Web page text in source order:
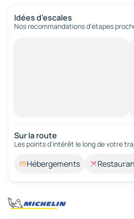
Idées d’escales
Nos recommandations d'étapes
Sur la route
Les points d’intérêt le long de votre
Hébergements